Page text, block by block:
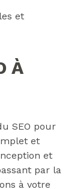
et
À
SEO pour
et
et
par la
à votre